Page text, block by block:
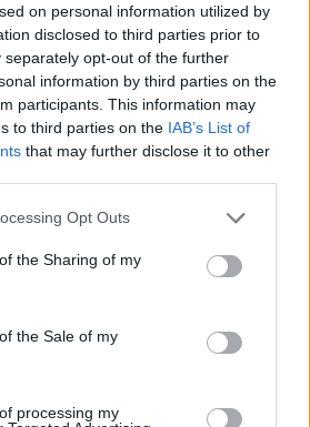
on personal information utilized by
disclosed to third parties prior to
separately opt-out of the further
information by third parties on the
participants. This information may
to third parties on the IAB’s List of
that may further disclose it to other
Opt Outs
the Sharing of my
the Sale of my
processing my
12/09/2024 - 15:23
του Αυγούστου – Πάνω από